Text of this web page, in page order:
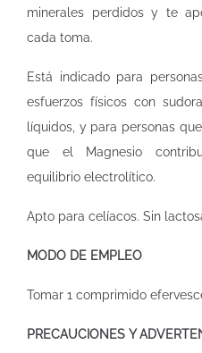
minerales perdidos y te
cada toma.
Está indicado para
esfuerzos físicos con
líquidos, y para personas
que el Magnesio
equilibrio electrolítico.
Apto para celíacos. Sin
MODO DE EMPLEO
Tomar 1 comprimido
PRECAUCIONES Y